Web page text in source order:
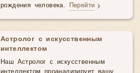
рождения человека. Перейти
Астролог с искусственным
интеллектом
Наш Астролог с искусственным